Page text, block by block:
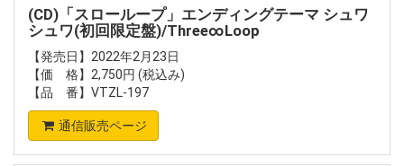
(CD)「スローループ」エンディングテーマ シュワ
シュワ(初回限定盤)/Three∞Loop
【発売日】2022年2月23日
【価 格】2,750円 (税込み)
【品 番】VTZL-197
通信販売ページ